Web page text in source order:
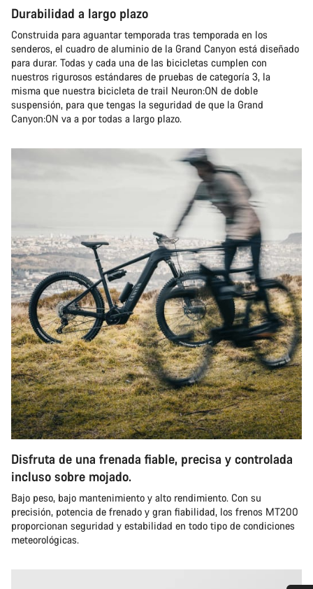
Durabilidad a largo plazo
Construida para aguantar temporada tras temporada en los
senderos, el cuadro de aluminio de la Grand Canyon está diseñado
para durar. Todas y cada una de las bicicletas cumplen con
nuestros rigurosos estándares de pruebas de categoría 3, la
misma que nuestra bicicleta de trail Neuron:ON de doble
suspensión, para que tengas la seguridad de que la Grand
Canyon:ON va a por todas a largo plazo.
Disfruta de una frenada fiable, precisa y controlada
incluso sobre mojado.
Bajo peso, bajo mantenimiento y alto rendimiento. Con su
precisión, potencia de frenado y gran fiabilidad, los frenos MT200
proporcionan seguridad y estabilidad en todo tipo de condiciones
meteorológicas.